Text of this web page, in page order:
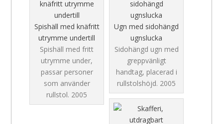
Spishäll med knäfritt
utrymme undertill
Spishäll med fritt
utrymme under,
passar personer
som använder
rullstol. 2005
Ugn med sidohängd
ugnslucka
Sidohängd ugn med
greppvänligt
handtag, placerad i
rullstolshöjd. 2005